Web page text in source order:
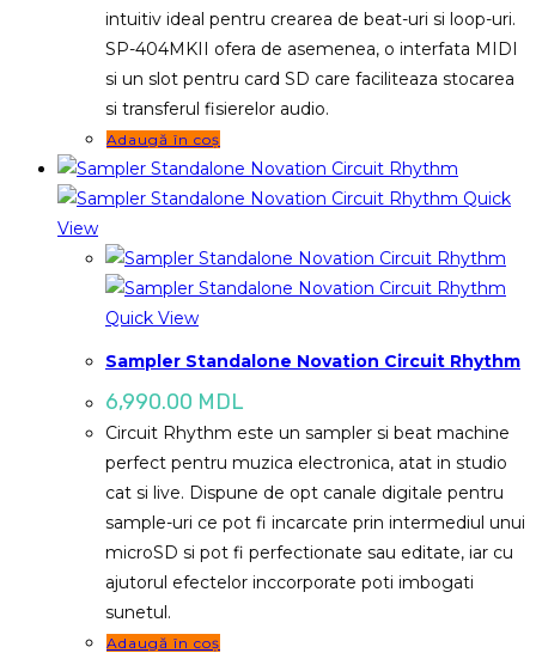
intuitiv ideal pentru crearea de beat-uri si loop-uri.
SP-404MKII ofera de asemenea, o interfata MIDI
si un slot pentru card SD care faciliteaza stocarea
si transferul fisierelor audio.
Adaugă în coș
Quick
View
Quick View
Sampler Standalone Novation Circuit Rhythm
6,990.00 MDL
Circuit Rhythm este un sampler si beat machine
perfect pentru muzica electronica, atat in studio
cat si live. Dispune de opt canale digitale pentru
sample-uri ce pot fi incarcate prin intermediul unui
microSD si pot fi perfectionate sau editate, iar cu
ajutorul efectelor inccorporate poti imbogati
sunetul.
Adaugă în coș